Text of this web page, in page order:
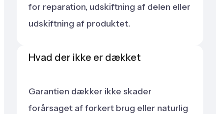
for reparation, udskiftning af delen eller
udskiftning af produktet.
Hvad der ikke er dækket
Garantien dækker ikke skader
forårsaget af forkert brug eller naturlig